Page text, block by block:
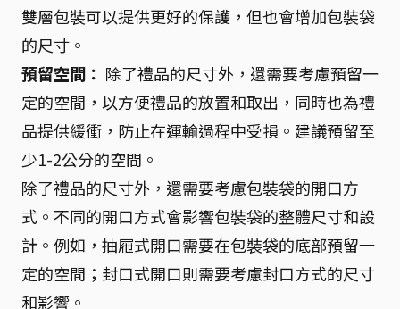
雙層包裝可以提供更好的保護，但也會增加包裝袋
的尺寸。
預留空間： 除了禮品的尺寸外，還需要考慮預留一
定的空間，以方便禮品的放置和取出，同時也為禮
品提供緩衝，防止在運輸過程中受損。建議預留至
少1-2公分的空間。
除了禮品的尺寸外，還需要考慮包裝袋的開口方
式。不同的開口方式會影響包裝袋的整體尺寸和設
計。例如，抽屜式開口需要在包裝袋的底部預留一
定的空間；封口式開口則需要考慮封口方式的尺寸
和影響。